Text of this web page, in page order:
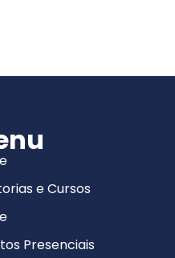
e Cursos
Presenciais